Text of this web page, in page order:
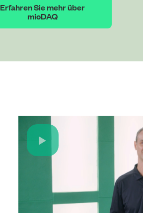
Erfahren Sie mehr über
mioDAQ